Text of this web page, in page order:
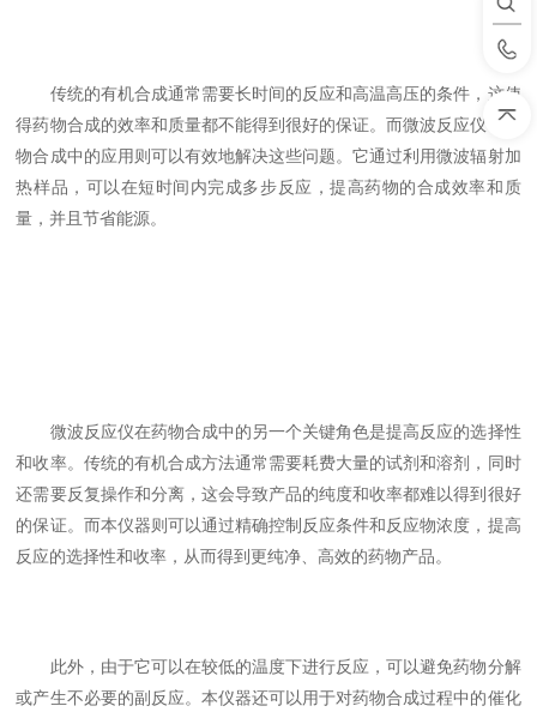
传统的有机合成通常需要长时间的反应和高温高压的条件，这使
得药物合成的效率和质量都不能得到很好的保证。而微波反应仪在药
物合成中的应用则可以有效地解决这些问题。它通过利用微波辐射加
热样品，可以在短时间内完成多步反应，提高药物的合成效率和质
量，并且节省能源。
微波反应仪在药物合成中的另一个关键角色是提高反应的选择性
和收率。传统的有机合成方法通常需要耗费大量的试剂和溶剂，同时
还需要反复操作和分离，这会导致产品的纯度和收率都难以得到很好
的保证。而本仪器则可以通过精确控制反应条件和反应物浓度，提高
反应的选择性和收率，从而得到更纯净、高效的药物产品。
此外，由于它可以在较低的温度下进行反应，可以避免药物分解
或产生不必要的副反应。本仪器还可以用于对药物合成过程中的催化